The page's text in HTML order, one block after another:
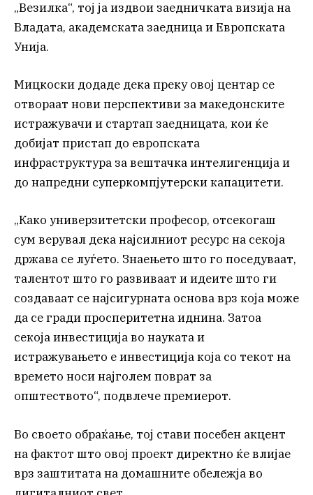
„Везилка“, тој ја издвои заедничката визија на
Владата, академската заедница и Европската
Унија.
Мицкоски додаде дека преку овој центар се
отвораат нови перспективи за македонските
истражувачи и стартап заедницата, кои ќе
добијат пристап до европската
инфраструктура за вештачка интелигенција и
до напредни суперкомпјутерски капацитети.
„Како универзитетски професор, отсекогаш
сум верувал дека најсилниот ресурс на секоја
држава се луѓето. Знаењето што го поседуваат,
талентот што го развиваат и идеите што ги
создаваат се најсигурната основа врз која може
да се гради просперитетна иднина. Затоа
секоја инвестиција во науката и
истражувањето е инвестиција која со текот на
времето носи најголем поврат за
општеството“, подвлече премиерот.
Во своето обраќање, тој стави посебен акцент
на фактот што овој проект директно ќе влијае
врз заштитата на домашните обележја во